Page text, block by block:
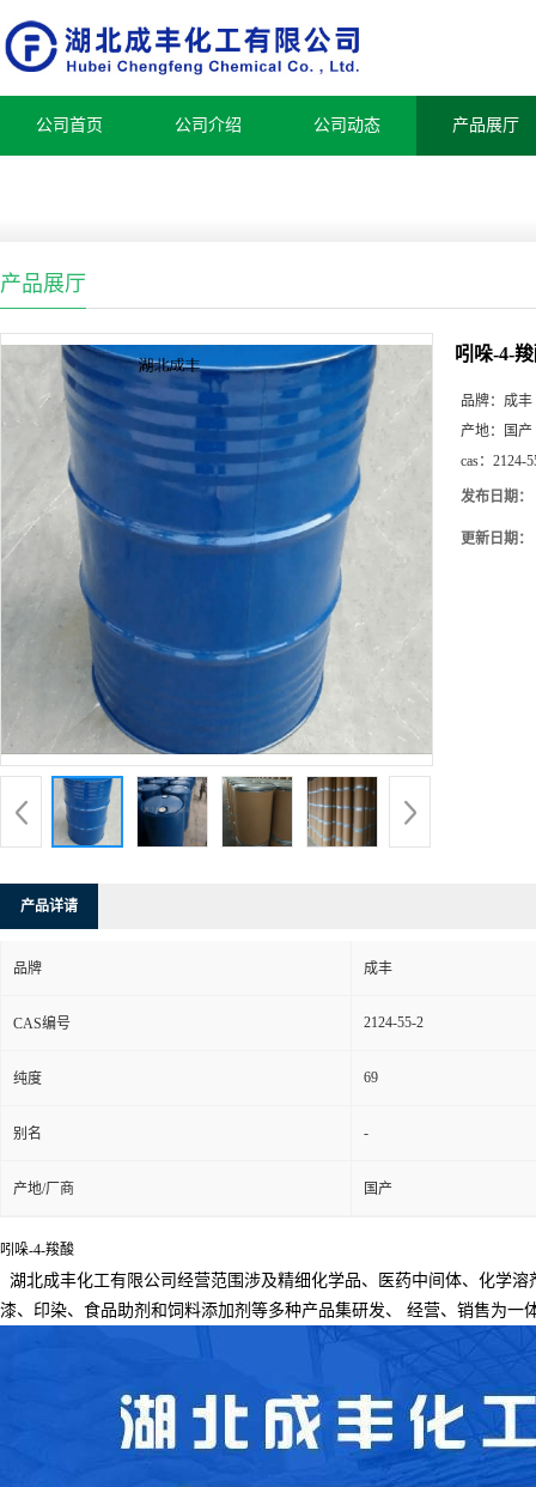
公司首页 公司介绍 公司动态 产品展厅
产品展厅
吲哚-4-
品牌： 成丰
产地：
国产
cas： 2124-
发布日期：
更新日期：
产品详请
品牌 成丰
CAS编号 2124-55-2
纯度 69
别名 -
产地/厂商 国产
吲哚-4-羧酸
湖北成丰化工有限公司经营范围涉及精细化学品、医药中间体、化学
漆、印染、食品助剂和饲料添加剂等多种产品集研发、
经营、销售为一